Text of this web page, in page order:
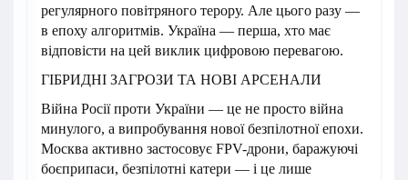
регулярного повітряного терору. Але цього разу —
в епоху алгоритмів. Україна — перша, хто має
відповісти на цей виклик цифровою перевагою.
ГІБРИДНІ ЗАГРОЗИ ТА НОВІ АРСЕНАЛИ
Війна Росії проти України — це не просто війна
минулого, а випробування нової безпілотної епохи.
Москва активно застосовує FPV-дрони, баражуючі
боєприпаси, безпілотні катери — і це лише